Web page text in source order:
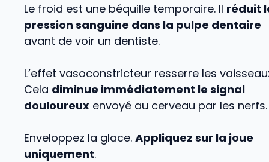
Le froid est une béquille temporaire. Il réduit
pression sanguine dans la pulpe dentaire
avant de voir un dentiste.
L’effet vasoconstricteur resserre les
Cela diminue immédiatement le signal
douloureux envoyé au cerveau par les nerfs.
Enveloppez la glace. Appliquez sur la joue
uniquement.